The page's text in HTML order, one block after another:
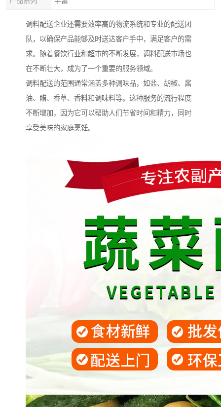
调料配送企业还需要效率高的物流系统和专业的配送团
队，以确保产品能够及时送达客户手中，满足客户的需
求。随着餐饮行业和超市的不断发展，调料配送市场也
在不断壮大，成为了一个重要的服务领域。
调料配送的范围通常涵盖多种调味品，如盐、胡椒、酱
油、醋、香草、香料和调味料等。这种服务的流行程度
不断增加，因为它可以帮助人们节省时间和精力，同时
享受美味的家庭烹饪。